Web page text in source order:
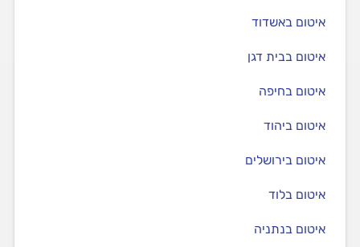
איטום באשדוד
איטום בבית דגן
איטום בחיפה
איטום ביהוד
איטום בירושלים
איטום בלוד
איטום בנתניה